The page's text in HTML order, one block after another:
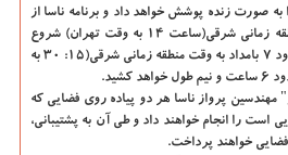
صورت زنده پوشش خواهد داد و برنامه ناسا از
ساعت ۵: ۳۰ بامداد به وقت منطقه زمانی شرقی(ساعت ۱۴ به وقت تهران) شروع
می شود. اما پیاده روی فضایی حدود ۷ بامداد به وقت منطقه زمانی شرقی(۱۵: ۳۰ به
مهندسین پرواز ناسا هر دو پیاده روی فضایی که
فضایی است را انجام خواهند داد و طی آن به پشتیبانی،
خواهند پرداخت.